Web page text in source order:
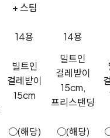
+ 스팀
14용 14용
빌트인
걸레받이
15cm
빌트인
걸레받이
15cm,
프리스탠딩
○(해당) ○(해당)